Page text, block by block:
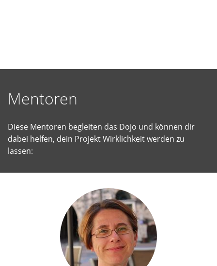
zu
Mentoren
Diese Mentoren begleiten das Dojo und können dir
dabei helfen, dein Projekt Wirklichkeit werden zu
lassen: